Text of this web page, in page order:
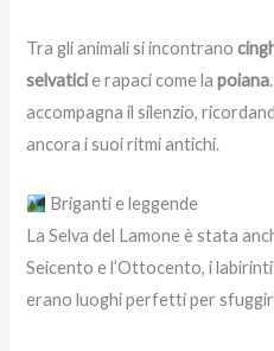
Tra gli animali si incontrano
selvaticie rapaci come lapoiana
accompagna il silenzio,
ancora i suoi ritmi antichi.
Briganti e leggende
La Selva del Lamone è stata
Seicento e l’Ottocento, i
erano luoghi perfetti per